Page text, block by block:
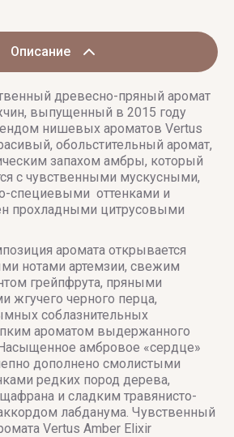
Описание
древесно-пряный аромат
выпущенный в 2015 году
нишевых ароматов Vertus
обольстительный аромат,
запахом амбры, который
с чувственными мускусными,
специевыми оттенками и
прохладными цитрусовыми
аромата открывается
нотами артемзии, свежим
грейпфрута, пряными
жгучего черного перца,
соблазнительных
ароматом выдержанного
амбровое «сердце»
дополнено смолистыми
редких пород дерева,
и сладким травянисто-
лабданума. Чувственный
Vertus Amber Elixir